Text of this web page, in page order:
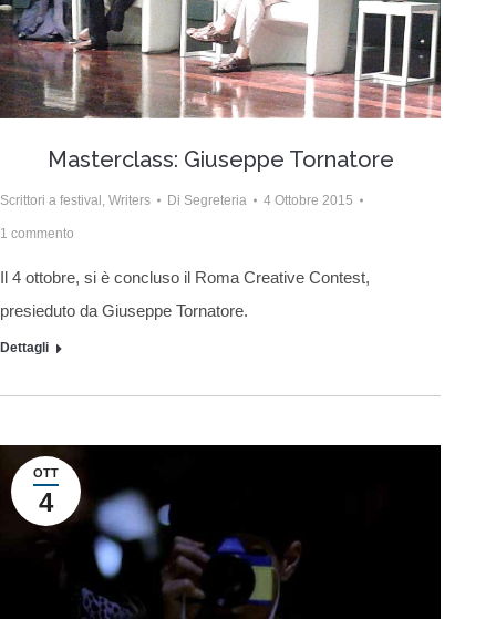
Masterclass: Giuseppe Tornatore
Scrittori a festival Writers Di Segreteria 4 Ottobre 2015
1 commento
Il 4 ottobre, si è concluso il Roma Creative Contest,
presieduto da Giuseppe Tornatore.
Dettagli
OTT
4